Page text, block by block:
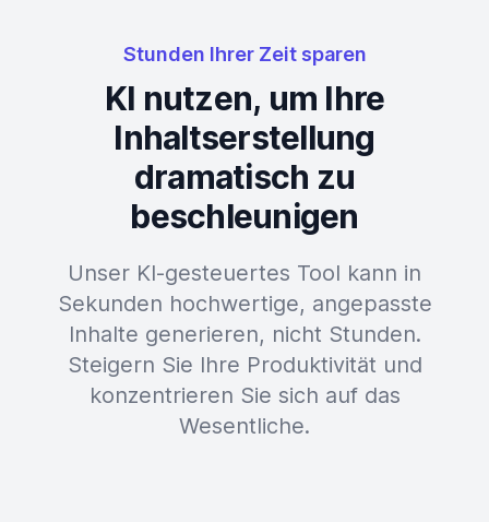
Stunden Ihrer Zeit sparen
KI nutzen, um Ihre
Inhaltserstellung
dramatisch zu
beschleunigen
Unser KI-gesteuertes Tool kann in
Sekunden hochwertige, angepasste
Inhalte generieren, nicht Stunden.
Steigern Sie Ihre Produktivität und
konzentrieren Sie sich auf das
Wesentliche.